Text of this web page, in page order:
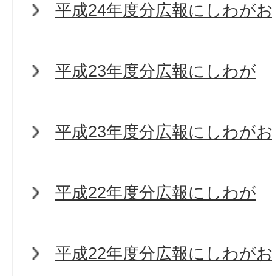
平成24年度分広報にしわが
平成23年度分広報にしわが
平成23年度分広報にしわが
平成22年度分広報にしわが
平成22年度分広報にしわが